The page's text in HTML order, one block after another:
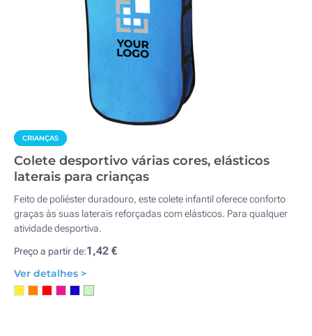
CRIANÇAS
Colete desportivo várias cores, elásticos
laterais para crianças
Feito de poliéster duradouro, este colete infantil oferece conforto
graças às suas laterais reforçadas com elásticos. Para qualquer
atividade desportiva.
Preço a partir de:1,42 €
Ver detalhes >